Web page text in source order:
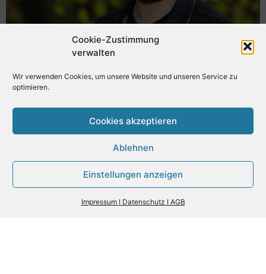
Cookie-Zustimmung
verwalten
Wir verwenden Cookies, um unsere Website und unseren Service zu
optimieren.
Cookies akzeptieren
Ablehnen
Einstellungen anzeigen
Impressum I Datenschutz I AGB